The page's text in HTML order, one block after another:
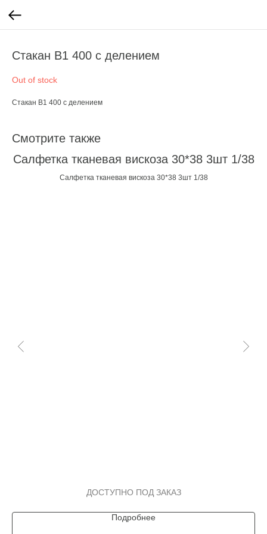
Стакан В1 400 с делением
Out of stock
Стакан В1 400 с делением
Смотрите также
Салфетка тканевая вискоза 30*38 3шт 1/38
Салфетка тканевая вискоза 30*38 3шт 1/38
Подробнее